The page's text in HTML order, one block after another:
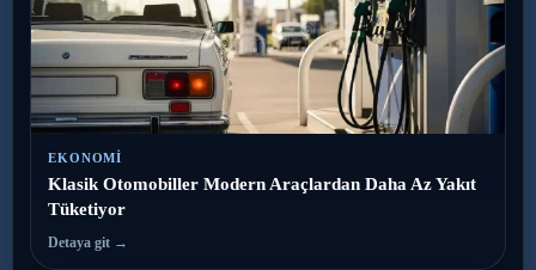
EKONOMI
Klasik Otomobiller Modern Araçlardan Daha Az Yakıt
Tüketiyor
Detaya git →